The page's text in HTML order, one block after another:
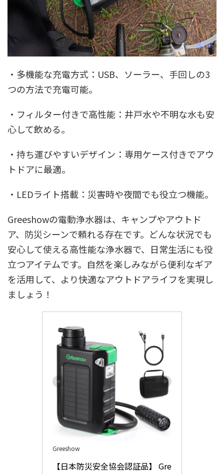
・多機能な充電方式：USB、ソーラー、手回しの3
つの方法で充電可能。
・フィルター付きで高性能：井戸水や不明な水も安
心して飲める。
・持ち運びやすいデザイン：専用ケース付きでアウ
トドアに最適。
・LEDライト搭載：災害時や夜間でも役立つ機能。
Greeshowの電動浄水器は、キャンプやアウトド
ア、防災シーンで頼れる存在です。どんな状況でも
安心して使える高性能な浄水器で、日常生活にも役
立つアイテムです。自然を楽しみながら便利なギア
を活用して、より快適なアウトドアライフを実現し
ましょう！
Greeshow
【日本防災安全協会認証品】 Gre